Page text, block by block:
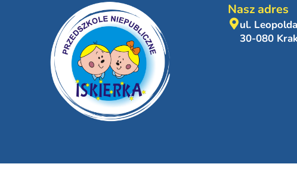
Nasz adres
ul.
30-080